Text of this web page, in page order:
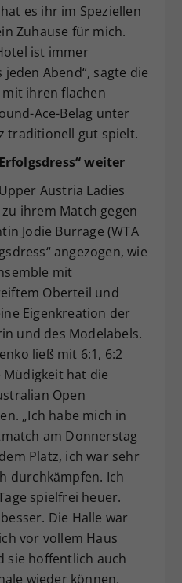
es ihr im Speziellen
Zuhause für mich.
ist immer
Abend“, sagte die
ihren flachen
Ace-Belag unter
traditionell gut spielt.
weiter
Austria Ladies
ihrem Match gegen
Jodie Burrage (WTA
angezogen, wie
mit
Oberteil und
Eigenkreation der
und des Modelabels.
ließ mit 6:1, 6:2
hat die
Open
„Ich habe mich in
am Donnerstag
Platz, ich war sehr
durchkämpfen. Ich
spielfrei heuer.
Die Halle war
vor vollem Haus
sie hoffentlich auch
wieder können.